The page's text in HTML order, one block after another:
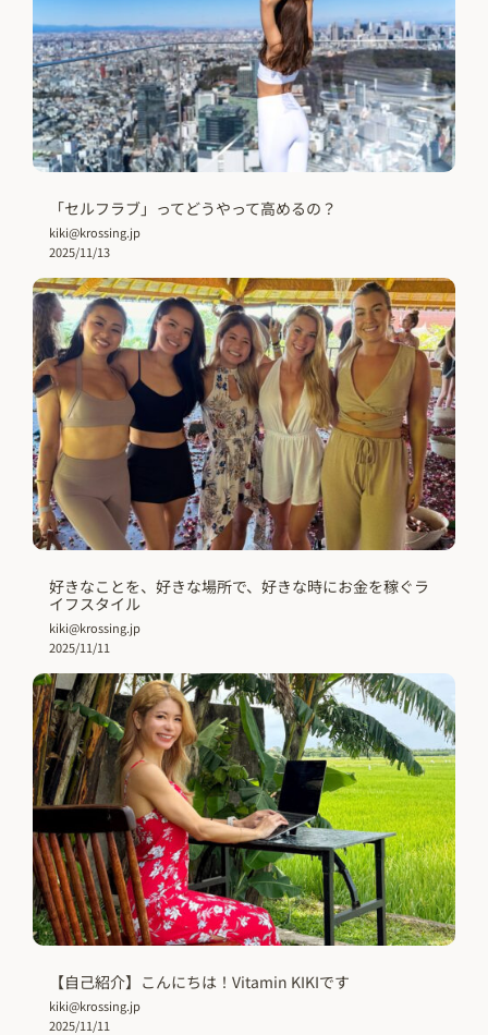
「セルフラブ」ってどうやって高めるの？
kiki@krossing.jp
2025/11/13
好きなことを、好きな場所で、好きな時にお金を稼ぐラ
イフスタイル
kiki@krossing.jp
2025/11/11
【自己紹介】こんにちは！Vitamin KIKIです
kiki@krossing.jp
2025/11/11